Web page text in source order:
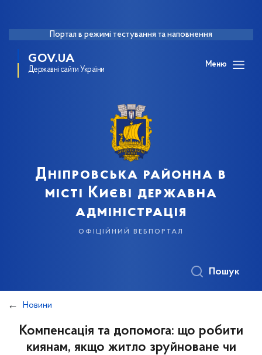
Портал в режимі тестування та наповнення
GOV.UA
Державні сайти України
Меню
Дніпровська районна в
місті Києві державна
адміністрація
офіційний вебпортал
Пошук
Новини
Компенсація та допомога: що робити
киянам, якщо житло зруйноване чи